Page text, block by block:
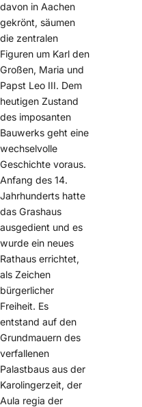
davon in Aachen
gekrönt, säumen
die zentralen
Figuren um Karl den
Großen, Maria und
Papst Leo III. Dem
heutigen Zustand
des imposanten
Bauwerks geht eine
wechselvolle
Geschichte voraus.
Anfang des 14.
Jahrhunderts hatte
das Grashaus
ausgedient und es
wurde ein neues
Rathaus errichtet,
als Zeichen
bürgerlicher
Freiheit. Es
entstand auf den
Grundmauern des
verfallenen
Palastbaus aus der
Karolingerzeit, der
Aula regia der